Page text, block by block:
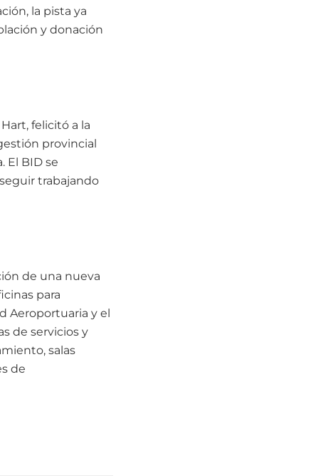
la pista ya
y donación
felicitó a la
provincial
El BID se
trabajando
de una nueva
para
Aeroportuaria y el
de servicios y
salas
de